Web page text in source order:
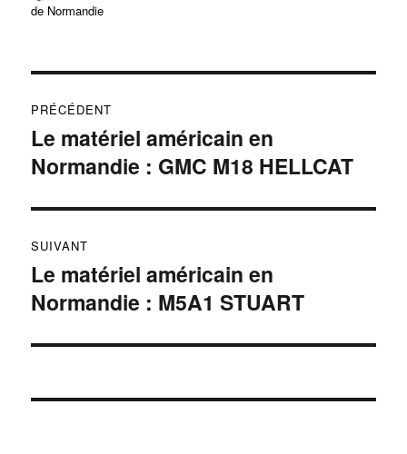
de Normandie
de
l’article
PRÉCÉDENT
Publication
précédente :
Le matériel américain en
Normandie : GMC M18 HELLCAT
SUIVANT
Publication
suivante :
Le matériel américain en
Normandie : M5A1 STUART